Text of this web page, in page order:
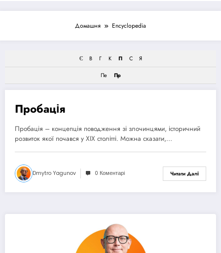
Домашня Encyclopedia
Є В Г К П С Я
Пе Пр
1 Травня, 2024
Пробація
Пробація – концепція поводження зі злочинцями, історичний
розвиток якої почався у XIX столітті. Можна сказати,…
Dmytro Yagunov 0 Коментарі Читати Далі